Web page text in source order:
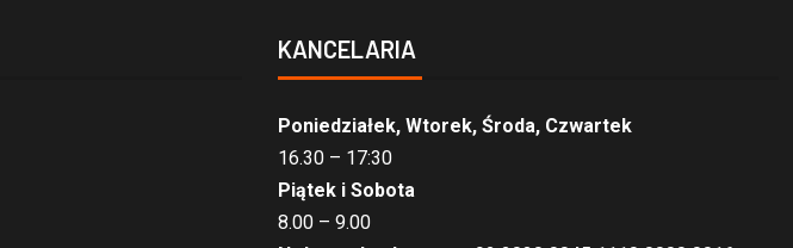
KANCELARIA
Poniedziałek, Wtorek, Środa, Czwartek
16.30 – 17:30
Piątek i Sobota
8.00 – 9.00